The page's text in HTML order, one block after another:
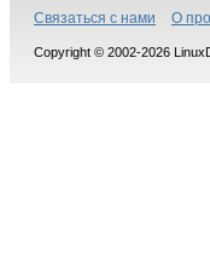
Связаться с нами О
Copyright © 2002-2026